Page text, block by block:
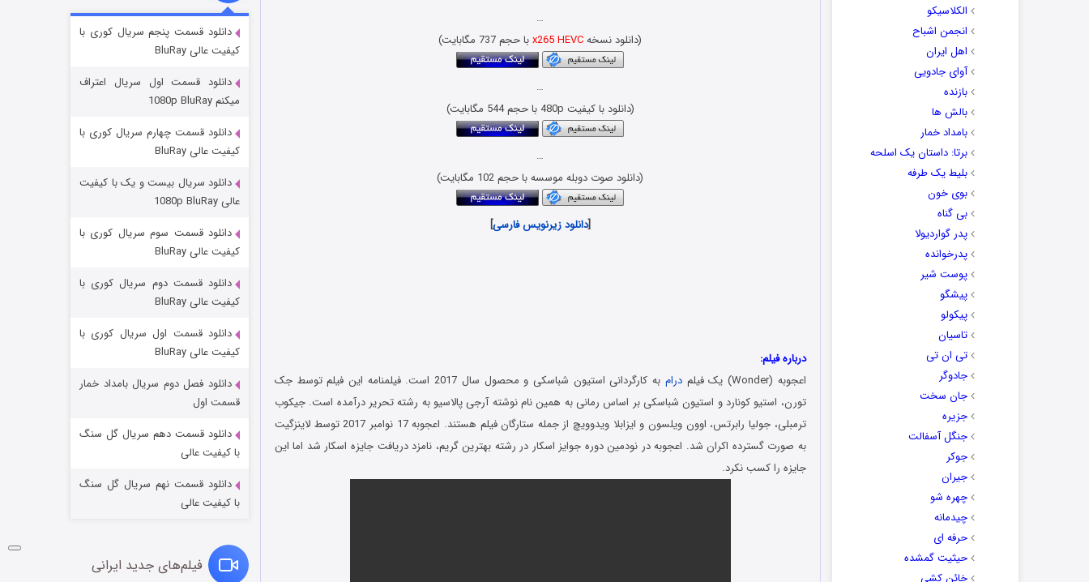
الکلاسیکو
انجمن اشباح
اهل ایران
آوای جادویی
بازنده
بالش ها
بامداد خمار
برتا: داستان یک اسلحه
بلیط یک‌‌ طرفه
بوی خون
بی گناه
پدر گواردیولا
پدرخوانده
پوست شیر
پیشگو
پیکولو
تاسیان
تی ان تی
جادوگر
جان سخت
جزیره
جنگل آسفالت
جوکر
جیران
چهره شو
چیدمانه
حرفه ای
حیثیت گمشده
خائن کشی
…
(دانلود نسخهx265 HEVCبا حجم 737 مگابایت)
…
(دانلود با کیفیت 480p با حجم 544 مگابایت)
…
(دانلود صوت دوبله موسسه با حجم 102 مگابایت)
[دانلود زیرنویس فارسی]
درباره فیلم:
اعجوبه (Wonder) یک فیلم
درام
به کارگردانی استیون شباسکی و محصول سال 2017 است. فیلمنامه این فیلم توسط جک
تورن، استیو کونارد و استیون شباسکی بر اساس رمانی به همین نام نوشته آرجی پالاسیو به رشته تحریر درآمده است. جیکوب
ترمبلی، جولیا رابرتس، اوون ویلسون و ایزابلا ویدوویچ از جمله ستارگان فیلم هستند. اعجوبه 17 نوامبر 2017 توسط لاینزگیت
به صورت گسترده اکران شد. اعجوبه در نودمین دوره جوایز اسکار در رشته بهترین گریم، نامزد دریافت جایزه اسکار شد اما این
جایزه را کسب نکرد.
قسمت5 (زیرنویس) منتشر شد
وستی ها
قسمت 6 (زیرنویس) منتشر شد
دانلود قسمت پنجم سریال کوری با
کیفیت عالی BluRay
دانلود قسمت اول سریال اعتراف
میکنم 1080p BluRay
دانلود قسمت چهارم سریال کوری با
کیفیت عالی BluRay
دانلود سریال بیست و یک با کیفیت
عالی 1080p BluRay
دانلود قسمت سوم سریال کوری با
کیفیت عالی BluRay
دانلود قسمت دوم سریال کوری با
کیفیت عالی BluRay
دانلود قسمت اول سریال کوری با
کیفیت عالی BluRay
دانلود فصل دوم سریال بامداد خمار
قسمت اول
دانلود قسمت دهم سریال گل سنگ
با کیفیت عالی
دانلود قسمت نهم سریال گل سنگ
با کیفیت عالی
فیلم‌های جدید ایرانی